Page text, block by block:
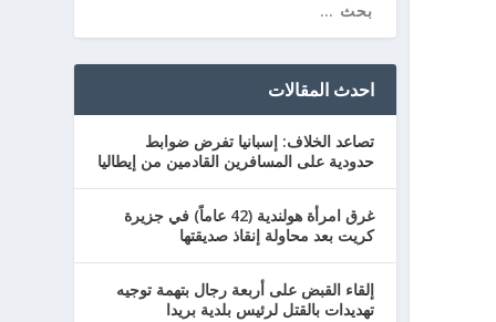
احدث المقالات
تصاعد الخلاف: إسبانيا تفرض ضوابط
حدودية على المسافرين القادمين من إيطاليا
غرق امرأة هولندية (42 عاماً) في جزيرة
كريت بعد محاولة إنقاذ صديقتها
إلقاء القبض على أربعة رجال بتهمة توجيه
تهديدات بالقتل لرئيس بلدية بريدا